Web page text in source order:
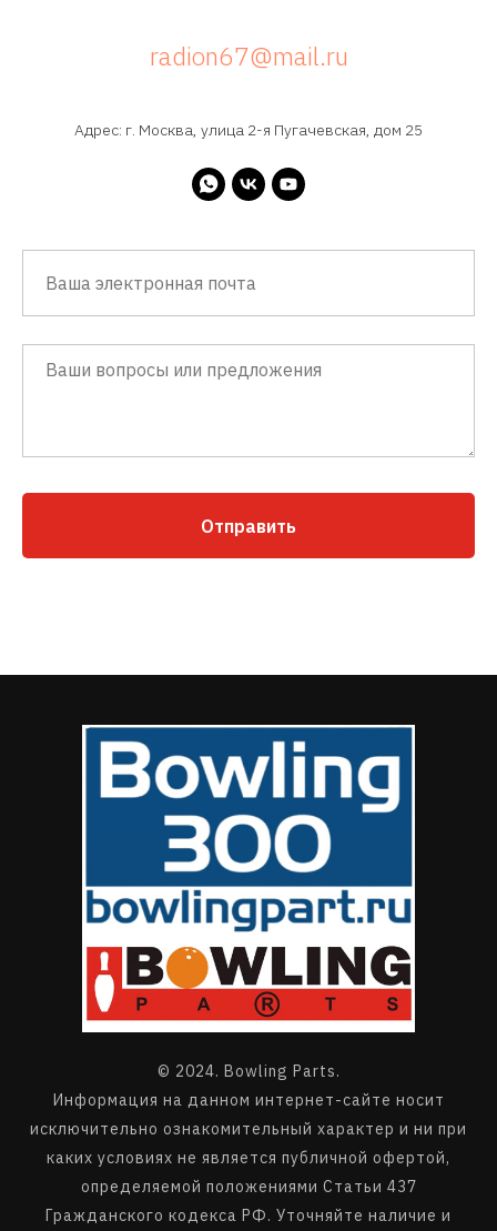
radion67@mail.ru
Адрес: г. Москва, улица 2-я Пугачевская, дом 25
Отправить
© 2024. Bowling Parts.
Информация на данном интернет-сайте носит
исключительно ознакомительный характер и ни при
каких условиях не является публичной офертой,
определяемой положениями Статьи 437
Гражданского кодекса РФ. Уточняйте наличие и